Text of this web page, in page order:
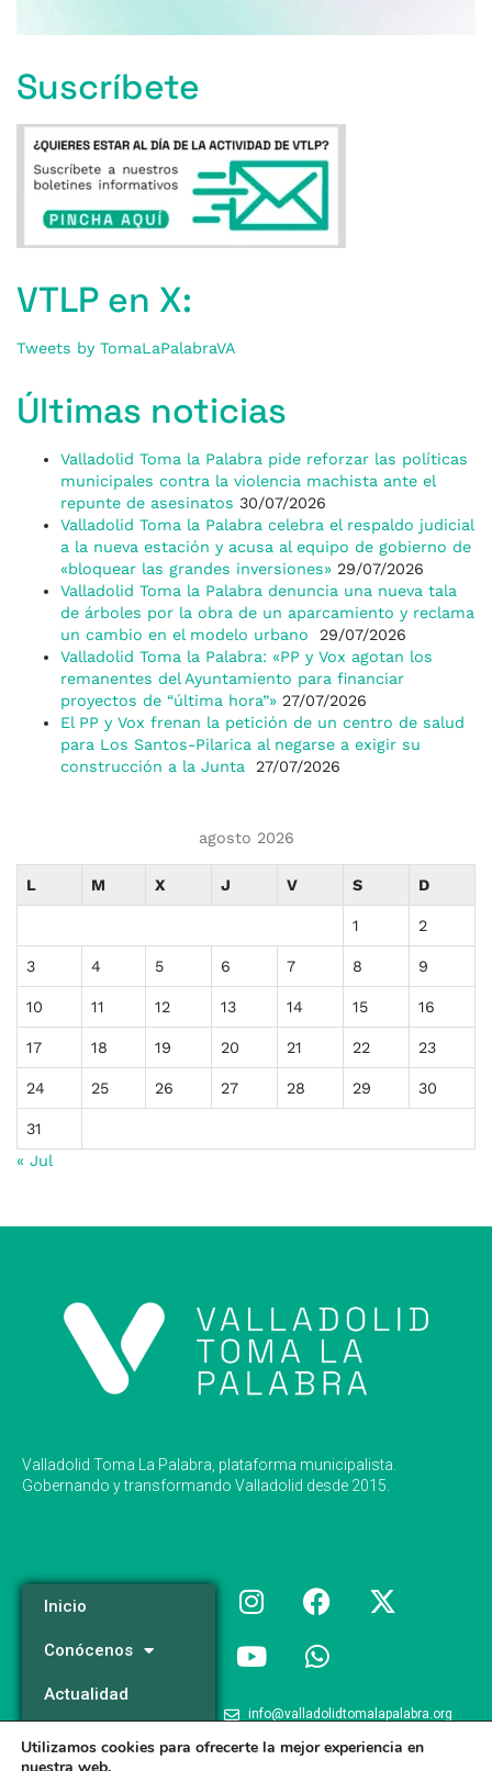
Suscríbete
VTLP en X:
Tweets by TomaLaPalabraVA
Últimas noticias
Valladolid Toma la Palabra pide reforzar las políticas
municipales contra la violencia machista ante el
repunte de asesinatos 30/07/2026
Valladolid Toma la Palabra celebra el respaldo judicial
a la nueva estación y acusa al equipo de gobierno de
«bloquear las grandes inversiones» 29/07/2026
Valladolid Toma la Palabra denuncia una nueva tala
de árboles por la obra de un aparcamiento y reclama
un cambio en el modelo urbano
29/07/2026
Valladolid Toma la Palabra: «PP y Vox agotan los
remanentes del Ayuntamiento para financiar
proyectos de “última hora”» 27/07/2026
El PP y Vox frenan la petición de un centro de salud
para Los Santos-Pilarica al negarse a exigir su
construcción a la Junta
27/07/2026
agosto 2026
L M X J V S D
1 2
3 4 5 6 7 8 9
10 11 12 13 14 15 16
17 18 19 20 21 22 23
24 25 26 27 28 29 30
31
« Jul
Valladolid Toma La Palabra, plataforma municipalista.
Gobernando y transformando Valladolid desde 2015.
Inicio
Conócenos
Actualidad
Programa
info@valladolidtomalapalabra.org
+34 983 426 124
Utilizamos cookies para ofrecerte la mejor experiencia en